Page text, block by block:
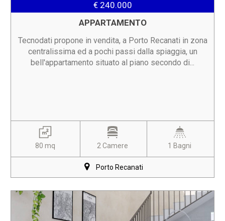
€ 240.000
APPARTAMENTO
Tecnodati propone in vendita, a Porto Recanati in zona
centralissima ed a pochi passi dalla spiaggia, un
bell'appartamento situato al piano secondo di...
80 mq 2 Camere 1 Bagni
Porto Recanati